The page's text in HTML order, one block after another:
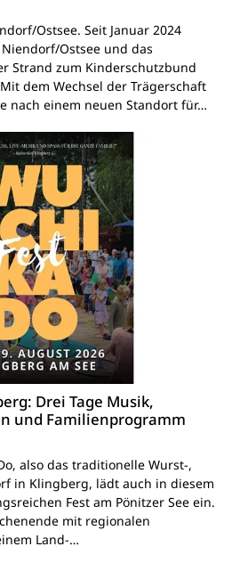
Ostsee. Seit Januar 2024
Ostsee und das
Strand zum Kinderschutzbund
dem Wechsel der Trägerschaft
nach einem neuen Standort für…
Drei Tage Musik,
und Familienprogramm
also das traditionelle Wurst-,
in Klingberg, lädt auch in diesem
Fest am Pönitzer See ein.
mit regionalen
Land-…